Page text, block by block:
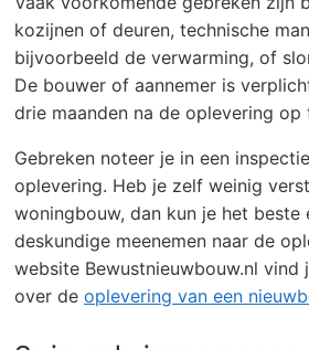
kozijnen of deuren, technische
bijvoorbeeld de verwarming, of
De bouwer of aannemer is
drie maanden na de oplevering op
Gebreken noteer je in een
oplevering. Heb je zelf weinig
woningbouw, dan kun je het beste
deskundige meenemen naar de
website Bewustnieuwbouw.nl vind
over de oplevering van een